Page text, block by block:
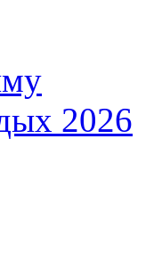
2026